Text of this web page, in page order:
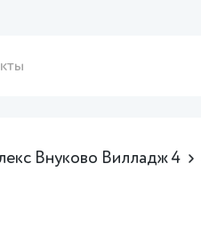
Внуково Вилладж 4